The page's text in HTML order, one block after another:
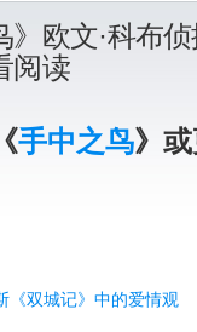
》欧文·科布
阅读
手中之鸟》
《双城记》中的爱情观